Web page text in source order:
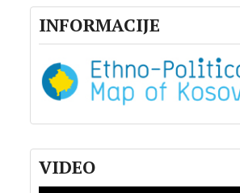
INFORMACIJE
VIDEO